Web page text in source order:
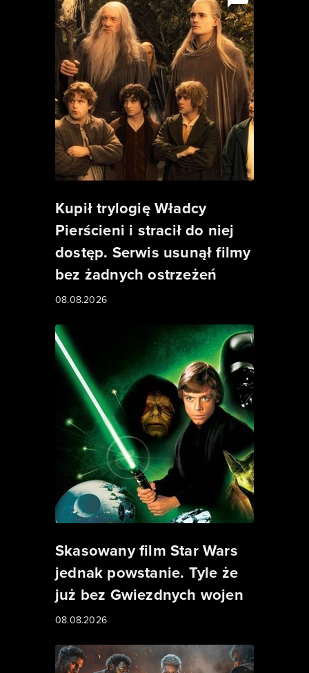
Kupił trylogię Władcy
Pierścieni i stracił do niej
dostęp. Serwis usunął filmy
bez żadnych ostrzeżeń
08.08.2026
Skasowany film Star Wars
jednak powstanie. Tyle że
już bez Gwiezdnych wojen
08.08.2026